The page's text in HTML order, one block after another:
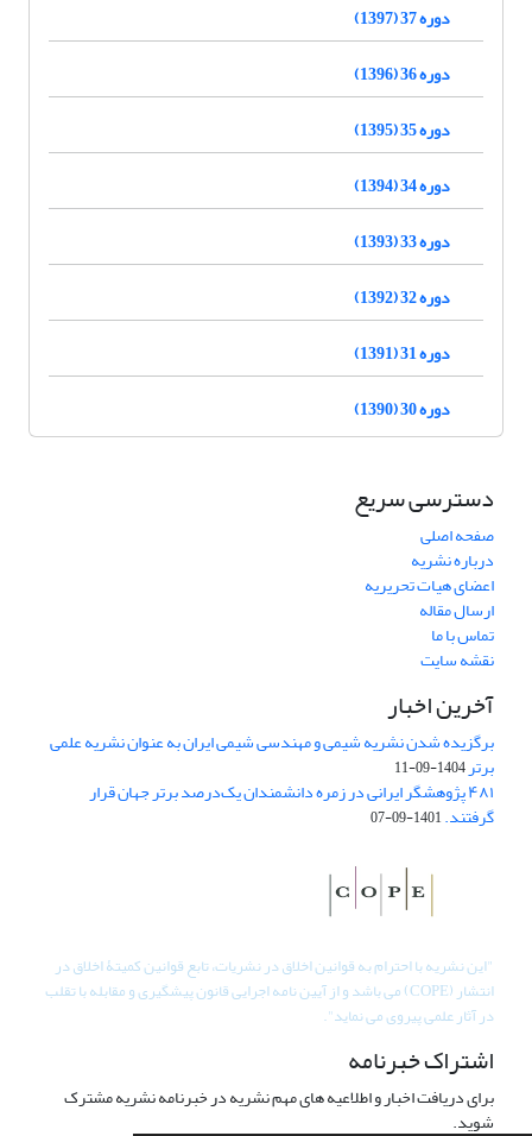
دوره 37 (1397)
دوره 36 (1396)
دوره 35 (1395)
دوره 34 (1394)
دوره 33 (1393)
دوره 32 (1392)
دوره 31 (1391)
دوره 30 (1390)
دسترسی سریع
صفحه اصلی
درباره نشریه
اعضای هیات تحریریه
ارسال مقاله
تماس با ما
نقشه سایت
آخرین اخبار
برگزیده شدن نشریه شیمی و مهندسی شیمی ایران به عنوان نشریه علمی
برتر1404-09-11
۴۸۱ پژوهشگر ایرانی در زمره دانشمندان یک‌درصد برتر جهان قرار
گرفتند.1401-09-07
"این نشریه با احترام به قوانین اخلاق در نشریات، تابع قوانین کمیتۀ اخلاق در
انتشار (COPE) می باشد و از آیین نامه اجرایی قانون پیشگیری و مقابله با تقلب
در آثار علمی پیروی می نماید".
اشتراک خبرنامه
برای دریافت اخبار و اطلاعیه های مهم نشریه در خبرنامه نشریه مشترک
شوید.